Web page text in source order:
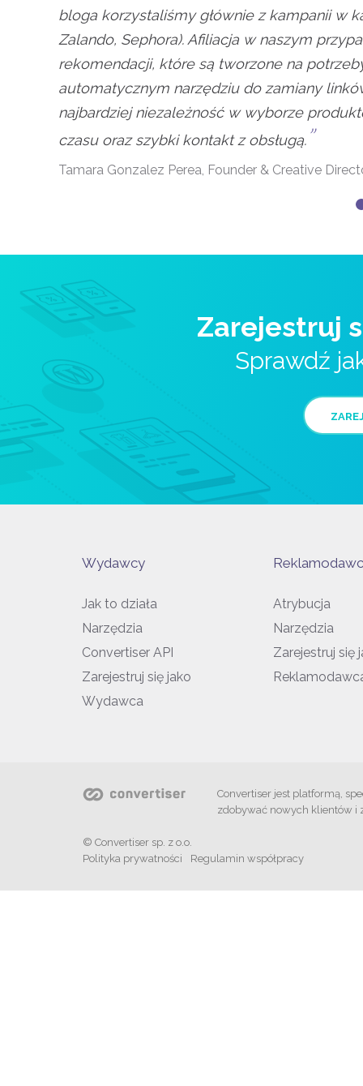
bloga korzystaliśmy głównie z kampanii w
Zalando, Sephora). Afiliacja w naszym
rekomendacji, które są tworzone na
automatycznym narzędziu do zamiany
najbardziej niezależność w wyborze
czasu oraz szybki kontakt z obsługą.”
Tamara Gonzalez Perea, Founder & Creative
Zarejestruj
Sprawdź
Wydawcy
Jak to działa
Narzędzia
Convertiser API
Zarejestruj się jako
Wydawca
Atrybucja
Narzędzia
Zarejestruj się
Convertiser jest platformą,
zdobywać nowych klientów i
© Convertiser sp. z o.o.
Polityka prywatności
Regulamin współpracy